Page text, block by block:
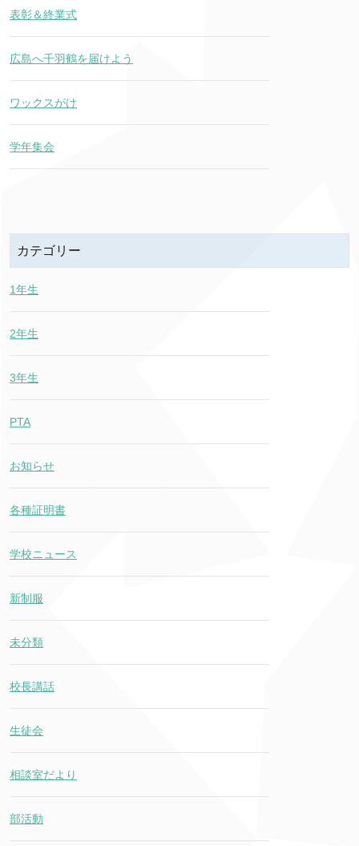
表彰＆終業式
広島へ千羽鶴を届けよう
ワックスがけ
学年集会
カテゴリー
1年生
2年生
3年生
PTA
お知らせ
各種証明書
学校ニュース
新制服
未分類
校長講話
生徒会
相談室だより
部活動